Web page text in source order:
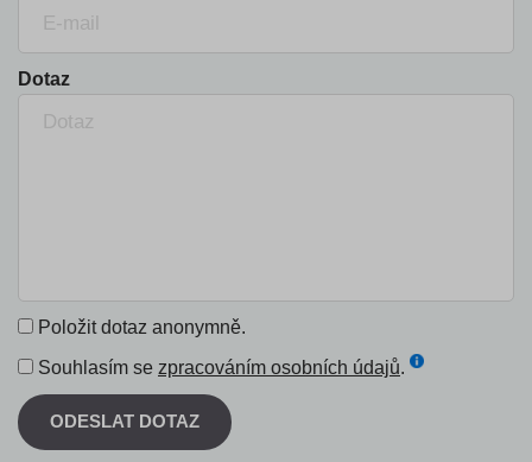
Dotaz
Položit dotaz anonymně.
Souhlasím se zpracováním osobních údajů.
ODESLAT DOTAZ